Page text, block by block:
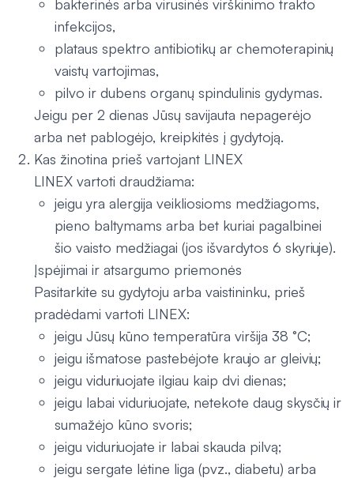
bakterinės arba virusinės virškinimo trakto
infekcijos,
plataus spektro antibiotikų ar chemoterapinių
vaistų vartojimas,
pilvo ir dubens organų spindulinis gydymas.
Jeigu per 2 dienas Jūsų savijauta nepagerėjo
arba net pablogėjo, kreipkitės į gydytoją.
Kas žinotina prieš vartojant LINEX
LINEX vartoti draudžiama:
jeigu yra alergija veikliosioms medžiagoms,
pieno baltymams arba bet kuriai pagalbinei
šio vaisto medžiagai (jos išvardytos 6 skyriuje).
Įspėjimai ir atsargumo priemonės
Pasitarkite su gydytoju arba vaistininku, prieš
pradėdami vartoti LINEX:
jeigu Jūsų kūno temperatūra viršija 38 °C;
jeigu išmatose pastebėjote kraujo ar gleivių;
jeigu viduriuojate ilgiau kaip dvi dienas;
jeigu labai viduriuojate, netekote daug skysčių ir
sumažėjo kūno svoris;
jeigu viduriuojate ir labai skauda pilvą;
jeigu sergate lėtine liga (pvz., diabetu) arba